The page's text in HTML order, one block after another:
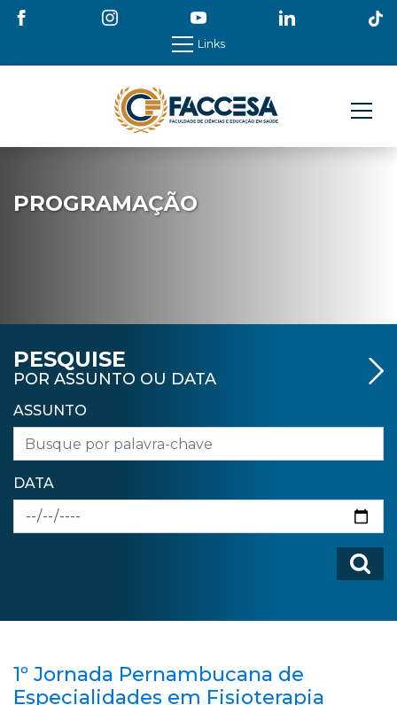
Links
PROGRAMAÇÃO
PESQUISE
POR ASSUNTO OU DATA
ASSUNTO
DATA
1º Jornada Pernambucana de
Especialidades em Fisioterapia